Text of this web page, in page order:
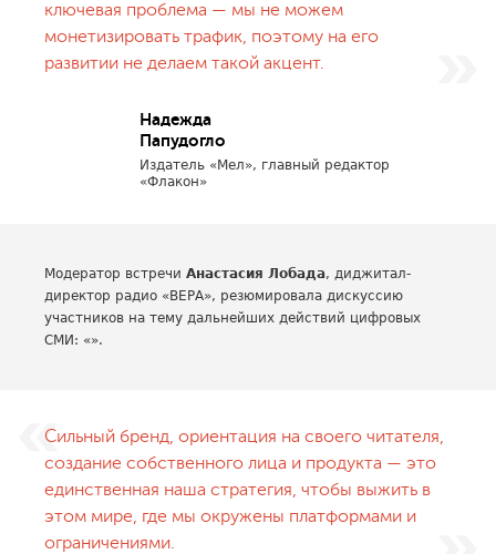
ключевая проблема — мы не можем
монетизировать трафик, поэтому на его
развитии не делаем такой акцент.
Надежда
Папудогло
Издатель «Мел», главный редактор
«Флакон»
Модератор встречи Анастасия Лобада, диджитал-
директор радио «ВЕРА», резюмировала дискуссию
участников на тему дальнейших действий цифровых
СМИ: «».
Сильный бренд, ориентация на своего читателя,
создание собственного лица и продукта — это
единственная наша стратегия, чтобы выжить в
этом мире, где мы окружены платформами и
ограничениями.